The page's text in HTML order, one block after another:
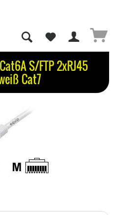
S/FTP 2xRJ45
Cat7